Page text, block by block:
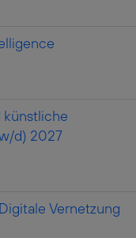
künstliche
d) 2027
Vernetzung